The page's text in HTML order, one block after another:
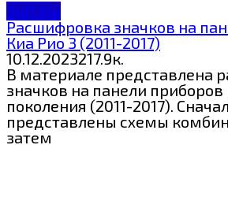
ЗнП Kia
Расшифровка значков на
Киа Рио 3 (2011-2017)
10.12.2023217.9к.
В материале представлена
значков на панели приборов
поколения (2011-2017).
представлены схемы
затем